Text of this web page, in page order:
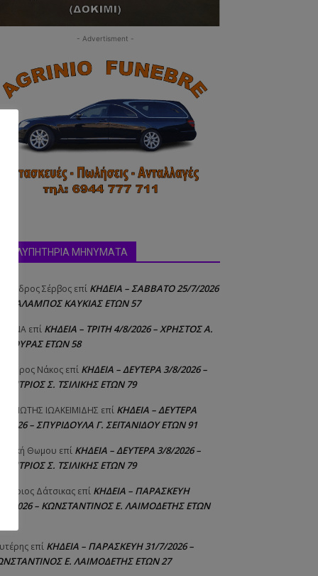
- Advertisment -
ΜΗΝΥΜΑΤΑ
Σέρβος επί ΚΗΔΕΙΑ – ΣΑΒΒΑΤΟ 25/7/2026
ΚΑΥΚΙΑΣ ΕΤΩΝ 57
επί ΚΗΔΕΙΑ – ΤΡΙΤΗ 4/8/2026 – ΧΡΗΣΤΟΣ Α.
ΕΤΩΝ 58
Νάκος επί ΚΗΔΕΙΑ – ΔΕΥΤΕΡΑ 3/8/2026 –
Σ. ΤΣΙΛΙΚΗΣ ΕΤΩΝ 79
IΩΑΚΕΙΜΙΔΗΣ επί ΚΗΔΕΙΑ – ΔΕΥΤΕΡΑ
2026 – ΣΠΥΡΙΔΟΥΛΑ Γ. ΣΕΪΤΑΝΙΔΟΥ ΕΤΩΝ 91
Θωμου επί ΚΗΔΕΙΑ – ΔΕΥΤΕΡΑ 3/8/2026 –
Σ. ΤΣΙΛΙΚΗΣ ΕΤΩΝ 79
Δάτσικας επί ΚΗΔΕΙΑ – ΠΑΡΑΣΚΕΥΗ
7/2026 – ΚΩΝΣΤΑΝΤΙΝΟΣ Ε. ΛΑΙΜΟΔΕΤΗΣ ΕΤΩΝ
επί ΚΗΔΕΙΑ – ΠΑΡΑΣΚΕΥΗ 31/7/2026 –
Ε. ΛΑΙΜΟΔΕΤΗΣ ΕΤΩΝ 27